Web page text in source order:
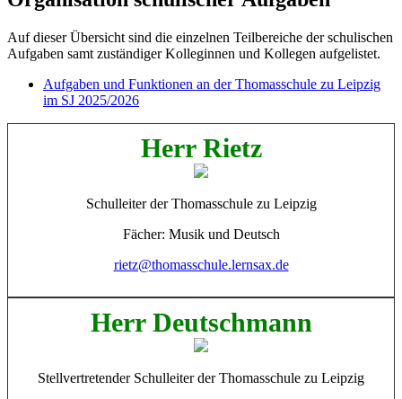
Auf dieser Übersicht sind die einzelnen Teilbereiche der schulischen
Aufgaben samt zuständiger Kolleginnen und Kollegen aufgelistet.
Aufgaben und Funktionen an der Thomasschule zu Leipzig
im SJ 2025/2026
Herr Rietz
Schulleiter der Thomasschule zu Leipzig
Fächer: Musik und Deutsch
rietz@thomasschule.lernsax.de
Herr Deutschmann
Stellvertretender Schulleiter der Thomasschule zu Leipzig